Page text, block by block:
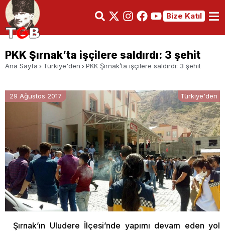
Bize Katıl
PKK Şırnak’ta işçilere saldırdı: 3 şehit
Ana Sayfa Türkiye'den PKK Şırnak’ta işçilere saldırdı: 3 şehit
29 Ağustos 2017 Türkiye'den
Şırnak’ın Uludere İlçesi’nde yapımı devam eden yol